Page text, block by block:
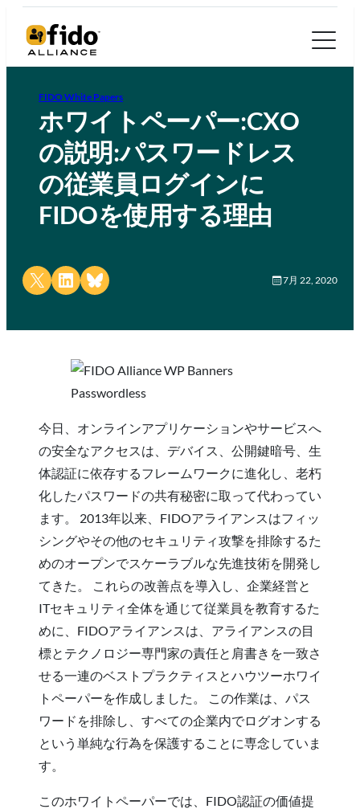
FIDO White Papers
ホワイトペーパー:CXO
の説明:パスワードレス
の従業員ログインに
FIDOを使用する理由
Share on X Share on LinkedIn
Share on Bluesky 7月 22, 2020
今日、オンラインアプリケーションやサービスへ
の安全なアクセスは、デバイス、公開鍵暗号、生
体認証に依存するフレームワークに進化し、老朽
化したパスワードの共有秘密に取って代わってい
ます。 2013年以来、FIDOアライアンスはフィッ
シングやその他のセキュリティ攻撃を排除するた
めのオープンでスケーラブルな先進技術を開発し
てきた。 これらの改善点を導入し、企業経営と
ITセキュリティ全体を通じて従業員を教育するた
めに、FIDOアライアンスは、アライアンスの目
標とテクノロジー専門家の責任と肩書きを一致さ
せる一連のベストプラクティスとハウツーホワイ
トペーパーを作成しました。 この作業は、パス
ワードを排除し、すべての企業内でログオンする
という単純な行為を保護することに専念していま
す。
このホワイトペーパーでは、FIDO認証の価値提